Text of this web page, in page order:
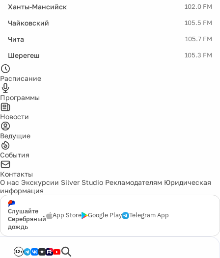
Ханты-Мансийск 102.0 FM
Чайковский 105.5 FM
Чита 105.7 FM
Шерегеш 105.3 FM
Расписание
Программы
Новости
Ведущие
События
Контакты
О нас Экскурсии Silver Studio Рекламодателям Юридическая
информация
Слушайте
Серебряный
дождь
App Store Google Play Telegram App
12+